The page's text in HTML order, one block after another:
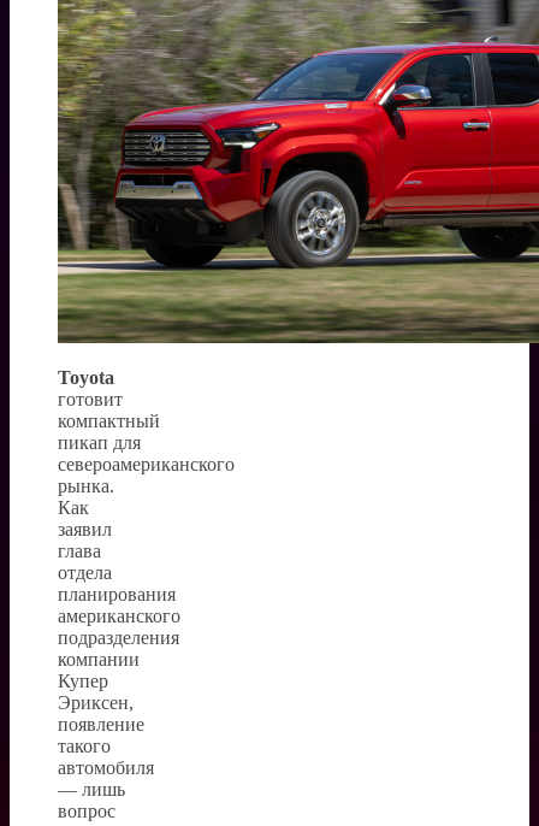
Toyota
готовит
компактный
пикап для
североамериканского
рынка.
Как
заявил
глава
отдела
планирования
американского
подразделения
компании
Купер
Эриксен,
появление
такого
автомобиля
— лишь
вопрос